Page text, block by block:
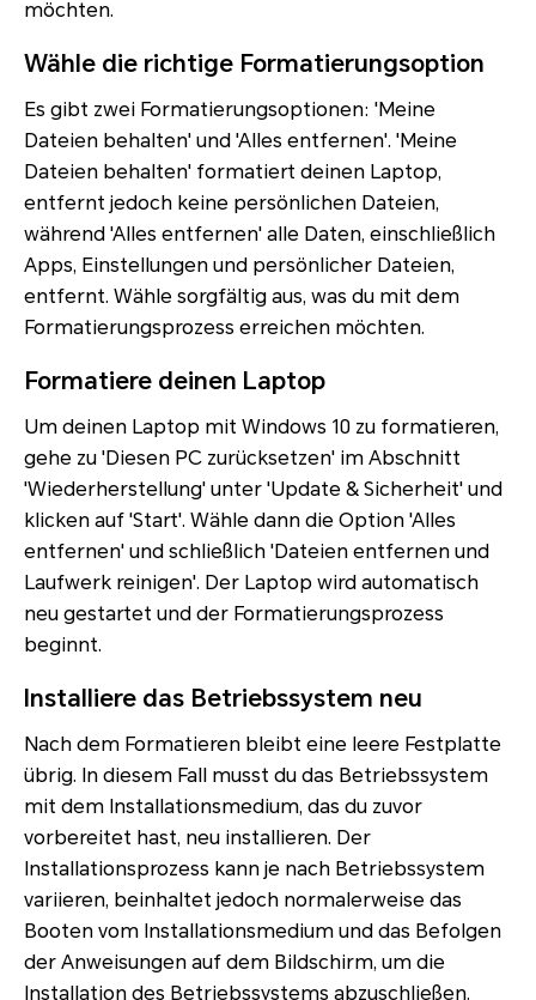
möchten.
Wähle die richtige Formatierungsoption
Es gibt zwei Formatierungsoptionen: 'Meine
Dateien behalten' und 'Alles entfernen'. 'Meine
Dateien behalten' formatiert deinen Laptop,
entfernt jedoch keine persönlichen Dateien,
während 'Alles entfernen' alle Daten, einschließlich
Apps, Einstellungen und persönlicher Dateien,
entfernt. Wähle sorgfältig aus, was du mit dem
Formatierungsprozess erreichen möchten.
Formatiere deinen Laptop
Um deinen Laptop mit Windows 10 zu formatieren,
gehe zu 'Diesen PC zurücksetzen' im Abschnitt
'Wiederherstellung' unter 'Update & Sicherheit' und
klicken auf 'Start'. Wähle dann die Option 'Alles
entfernen' und schließlich 'Dateien entfernen und
Laufwerk reinigen'. Der Laptop wird automatisch
neu gestartet und der Formatierungsprozess
beginnt.
Installiere das Betriebssystem neu
Nach dem Formatieren bleibt eine leere Festplatte
übrig. In diesem Fall musst du das Betriebssystem
mit dem Installationsmedium, das du zuvor
vorbereitet hast, neu installieren. Der
Installationsprozess kann je nach Betriebssystem
variieren, beinhaltet jedoch normalerweise das
Booten vom Installationsmedium und das Befolgen
der Anweisungen auf dem Bildschirm, um die
Installation des Betriebssystems abzuschließen.